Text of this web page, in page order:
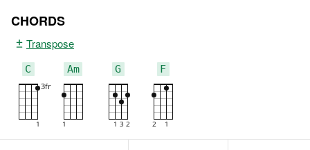
CHORDS
Transpose
C Am G F